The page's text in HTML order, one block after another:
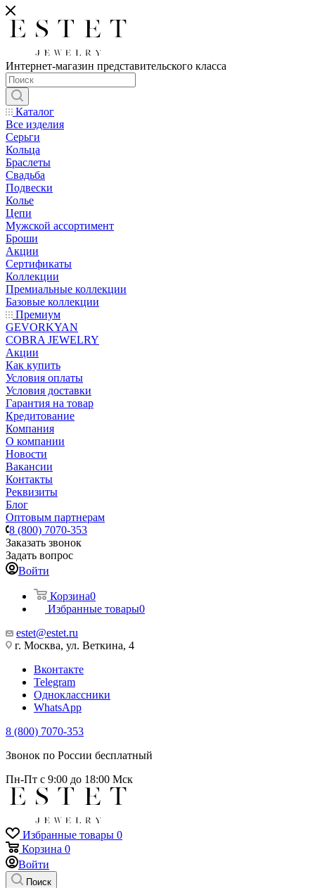
Интернет-магазин представительского класса
Каталог
Все изделия
Серьги
Кольца
Браслеты
Свадьба
Подвески
Колье
Цепи
Мужской ассортимент
Броши
Акции
Сертификаты
Коллекции
Премиальные коллекции
Базовые коллекции
Премиум
GEVORKYAN
COBRA JEWELRY
Акции
Как купить
Условия оплаты
Условия доставки
Гарантия на товар
Кредитование
Компания
О компании
Новости
Вакансии
Контакты
Реквизиты
Блог
Оптовым партнерам
8 (800) 7070-353
Заказать звонок
Задать вопрос
Войти
Корзина0
Избранные товары0
estet@estet.ru
г. Москва, ул. Веткина, 4
Вконтакте
Telegram
Одноклассники
WhatsApp
8 (800) 7070-353
Звонок по России бесплатный
Пн-Пт с 9:00 до 18:00 Мск
Избранные товары 0
Корзина 0
Войти
Поиск